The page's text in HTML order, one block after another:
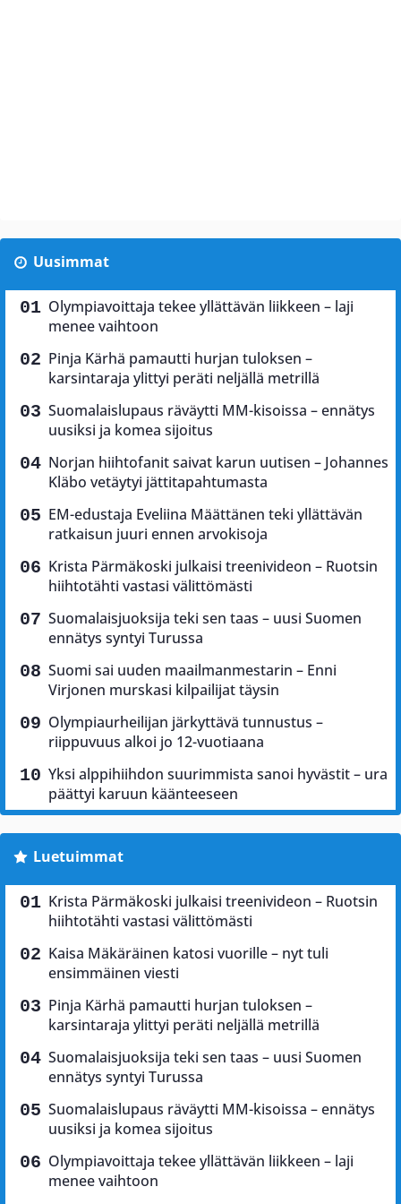
Uusimmat
Olympiavoittaja tekee yllättävän liikkeen – laji
menee vaihtoon
Pinja Kärhä pamautti hurjan tuloksen –
karsintaraja ylittyi peräti neljällä metrillä
Suomalaislupaus räväytti MM-kisoissa – ennätys
uusiksi ja komea sijoitus
Norjan hiihtofanit saivat karun uutisen – Johannes
Kläbo vetäytyi jättitapahtumasta
EM-edustaja Eveliina Määttänen teki yllättävän
ratkaisun juuri ennen arvokisoja
Krista Pärmäkoski julkaisi treenivideon – Ruotsin
hiihtotähti vastasi välittömästi
Suomalaisjuoksija teki sen taas – uusi Suomen
ennätys syntyi Turussa
Suomi sai uuden maailmanmestarin – Enni
Virjonen murskasi kilpailijat täysin
Olympiaurheilijan järkyttävä tunnustus –
riippuvuus alkoi jo 12-vuotiaana
Yksi alppihiihdon suurimmista sanoi hyvästit – ura
päättyi karuun käänteeseen
Luetuimmat
Krista Pärmäkoski julkaisi treenivideon – Ruotsin
hiihtotähti vastasi välittömästi
Kaisa Mäkäräinen katosi vuorille – nyt tuli
ensimmäinen viesti
Pinja Kärhä pamautti hurjan tuloksen –
karsintaraja ylittyi peräti neljällä metrillä
Suomalaisjuoksija teki sen taas – uusi Suomen
ennätys syntyi Turussa
Suomalaislupaus räväytti MM-kisoissa – ennätys
uusiksi ja komea sijoitus
Olympiavoittaja tekee yllättävän liikkeen – laji
menee vaihtoon